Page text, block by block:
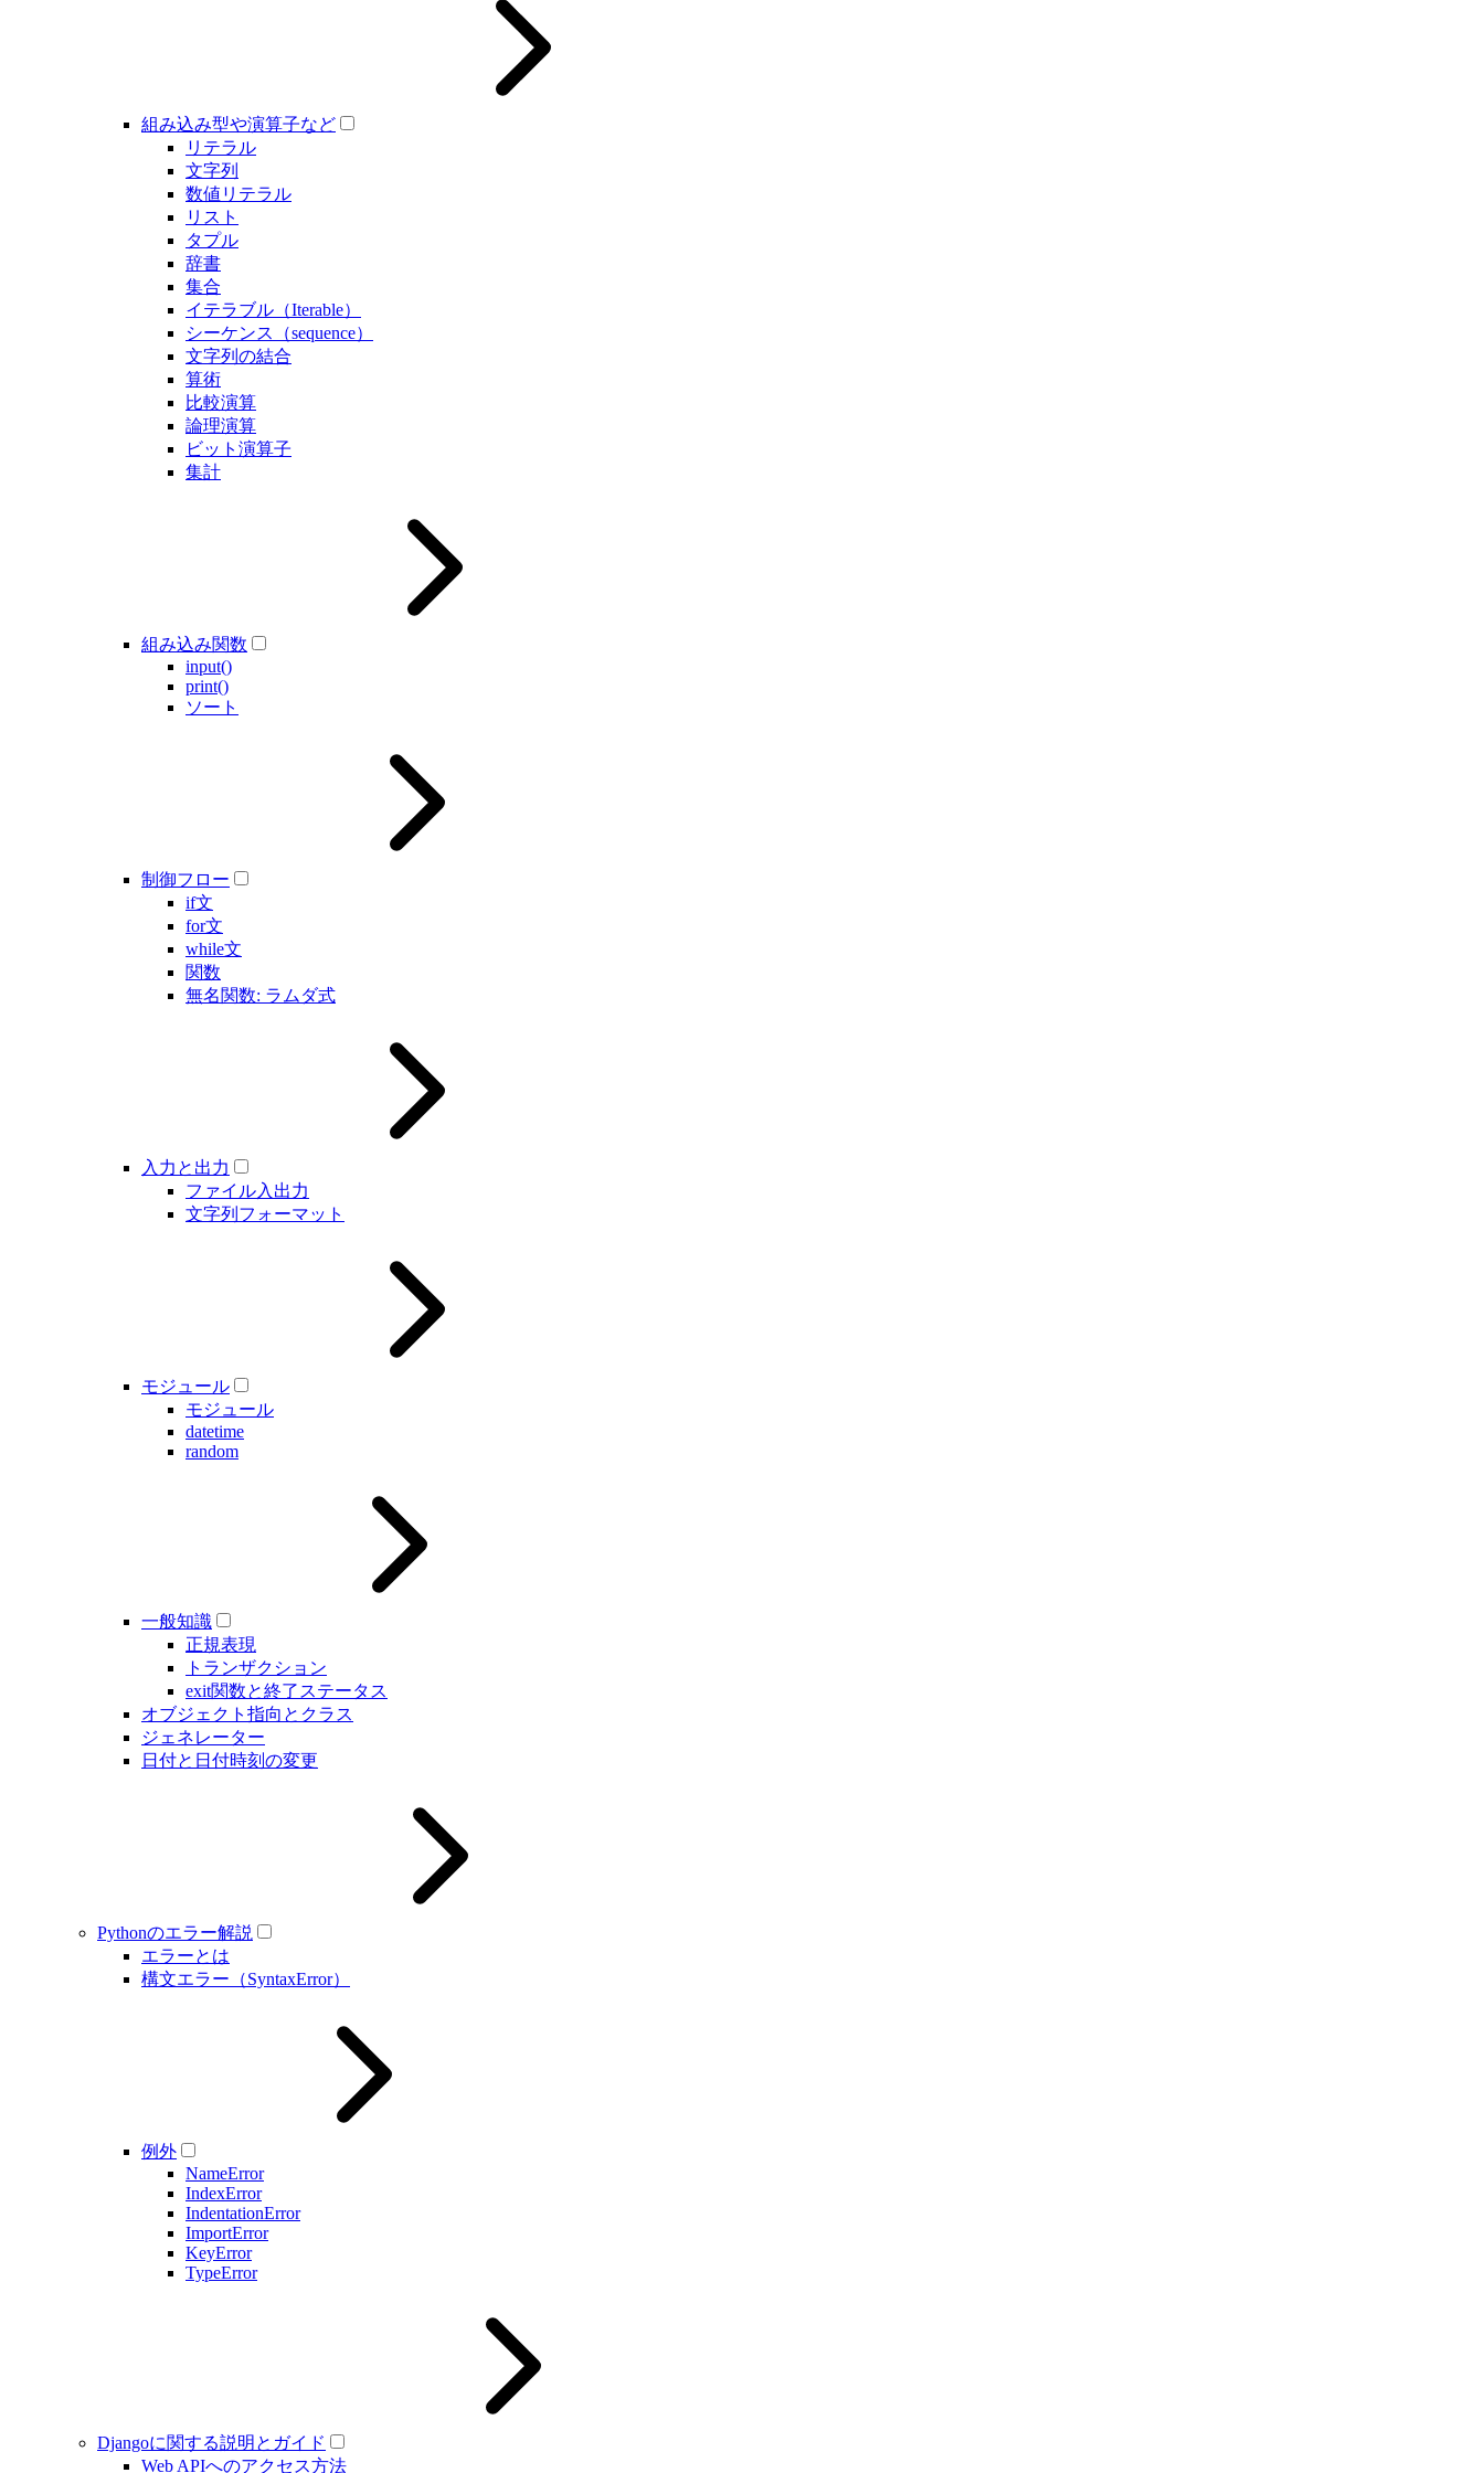
組み込み型や演算子など
リテラル
文字列
数値リテラル
リスト
タプル
辞書
集合
イテラブル（Iterable）
シーケンス（sequence）
文字列の結合
算術
比較演算
論理演算
ビット演算子
集計
組み込み関数
input()
print()
ソート
制御フロー
if文
for文
while文
関数
無名関数: ラムダ式
入力と出力
ファイル入出力
文字列フォーマット
モジュール
モジュール
datetime
random
一般知識
正規表現
トランザクション
exit関数と終了ステータス
オブジェクト指向とクラス
ジェネレーター
日付と日付時刻の変更
Pythonのエラー解説
エラーとは
構文エラー（SyntaxError）
例外
NameError
IndexError
IndentationError
ImportError
KeyError
TypeError
Djangoに関する説明とガイド
Web APIへのアクセス方法